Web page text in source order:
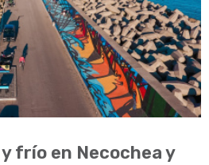
frío en Necochea y